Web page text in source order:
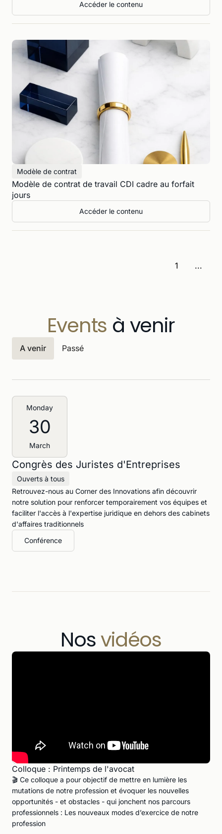
Accéder le contenu
Modèle de contrat
Modèle de contrat de travail CDI cadre au forfait
jours
Accéder le contenu
1 ...
Events à venir
A venir Passé
Monday
30
March
Congrès des Juristes d'Entreprises
Ouverts à tous
Retrouvez-nous au Corner des Innovations afin découvrir
notre solution pour renforcer temporairement vos équipes et
faciliter l'accès à l'expertise juridique en dehors des cabinets
d'affaires traditionnels
Conférence
Nosvidéos
Colloque : Printemps de l'avocat
🎬 Ce colloque a pour objectif de mettre en lumière les
mutations de notre profession et évoquer les nouvelles
opportunités - et obstacles - qui jonchent nos parcours
professionnels : Les nouveaux modes d’exercice de notre
profession